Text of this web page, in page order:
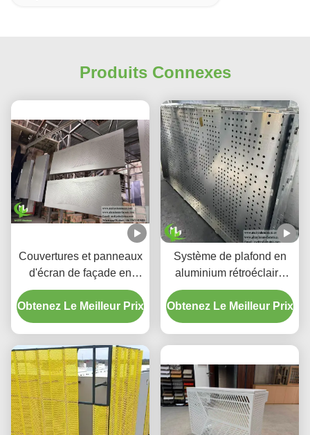
Produits Connexes
Couvertures et panneaux
d'écran de façade en
aluminium perforé à
dégradé personnalisé
Obtenez Le Meilleur Prix
Système de plafond en
aluminium rétroéclairé
perforé personnalisé avec
boîtier LED intégré et
motifs de découpe laser
Obtenez Le Meilleur Prix